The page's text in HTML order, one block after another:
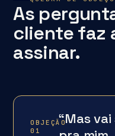
As
cliente faz
assinar.
OBJEÇÃO
01
“Mas